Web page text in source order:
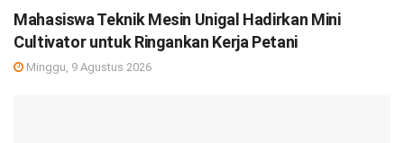
Mahasiswa Teknik Mesin Unigal Hadirkan Mini
Cultivator untuk Ringankan Kerja Petani
Minggu, 9 Agustus 2026